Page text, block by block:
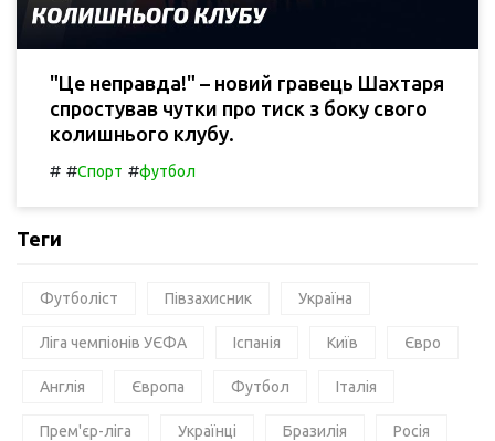
"Це неправда!" – новий гравець Шахтаря
спростував чутки про тиск з боку свого
колишнього клубу.
# #Спорт #футбол
Теги
Футболіст Півзахисник Україна
Ліга чемпіонів УЄФА Іспанія Київ Євро
Англія Європа Футбол Італія
Прем'єр-ліга Українці Бразилія Росія